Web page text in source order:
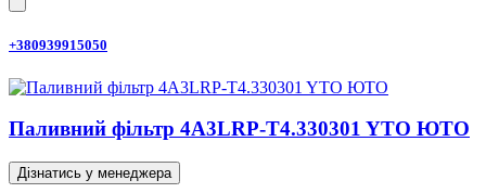
+380939915050
Паливний фільтр 4A3LRP-T4.330301 YTO ЮТО
Дізнатись у менеджера